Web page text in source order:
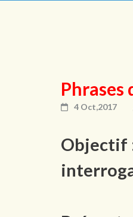
4 Oct,2017
Objectif